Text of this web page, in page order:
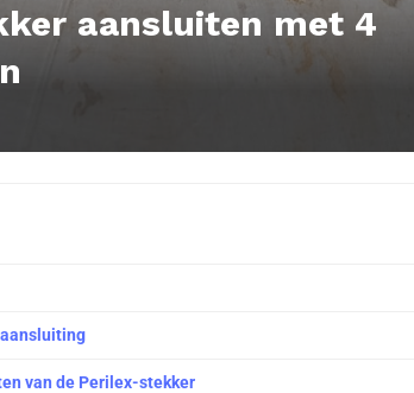
aansluiten met 4
van de Perilex-stekker